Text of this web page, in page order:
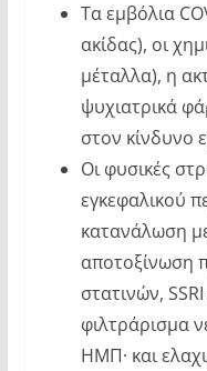
Τα εμβόλια
ακίδας), οι
μέταλλα), η
ψυχιατρικά
στον κίνδυνο
Οι φυσικές
εγκεφαλικού
κατανάλωση
αποτοξίνωση
στατινών,
φιλτράρισμα
ΗΜΠ· και